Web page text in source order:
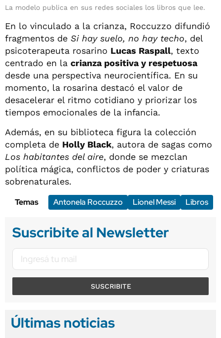
La modelo publica en sus redes sociales los libros que lee.
En lo vinculado a la crianza, Roccuzzo difundió
fragmentos de Si hay suelo, no hay techo, del
psicoterapeuta rosarino Lucas Raspall, texto
centrado en la crianza positiva y respetuosa
desde una perspectiva neurocientífica. En su
momento, la rosarina destacó el valor de
desacelerar el ritmo cotidiano y priorizar los
tiempos emocionales de la infancia.
Además, en su biblioteca figura la colección
completa de Holly Black, autora de sagas como
Los habitantes del aire, donde se mezclan
política mágica, conflictos de poder y criaturas
sobrenaturales.
Temas
Antonela Roccuzzo Lionel Messi Libros
Suscribite al Newsletter
SUSCRIBITE
Últimas noticias